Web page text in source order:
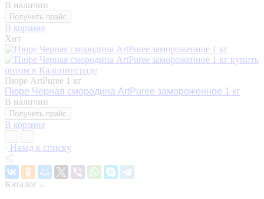
В наличии
Получить прайс
В корзине
Хит
Пюре ArtPuree 1 кг
Пюре Черная смородина ArtPuree замороженное 1 кг
В наличии
Получить прайс
В корзине
Назад к списку
Каталог